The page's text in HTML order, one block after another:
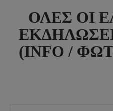
ΟΛΕΣ ΟΙ
(INFO /